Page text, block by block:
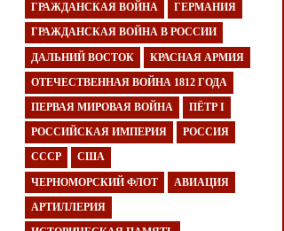
ГРАЖДАНСКАЯ ВОЙНА ГЕРМАНИЯ
ГРАЖДАНСКАЯ ВОЙНА В РОССИИ
ДАЛЬНИЙ ВОСТОК КРАСНАЯ АРМИЯ
ОТЕЧЕСТВЕННАЯ ВОЙНА 1812 ГОДА
ПЕРВАЯ МИРОВАЯ ВОЙНА ПЁТР I
РОССИЙСКАЯ ИМПЕРИЯ РОССИЯ
СССР США
ЧЕРНОМОРСКИЙ ФЛОТ АВИАЦИЯ
АРТИЛЛЕРИЯ